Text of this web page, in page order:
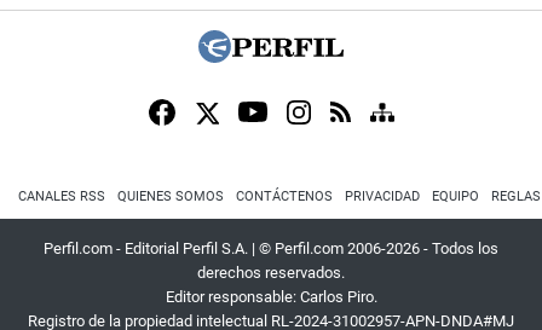
CANALES RSS QUIENES SOMOS CONTÁCTENOS PRIVACIDAD EQUIPO
Perfil.com - Editorial Perfil S.A. | © Perfil.com 2006-2026 - Todos los
derechos reservados.
Editor responsable: Carlos Piro.
Registro de la propiedad intelectual RL-2024-31002957-APN-DNDA#MJ